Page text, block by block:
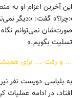
این آخرین اعزام او به
«چرا؟» گفت: «دیگر
صورت‌شان نمی‌توانم
تسلیت بگویم.»
... و رفت ... برای
به بلباسی دویست نفر